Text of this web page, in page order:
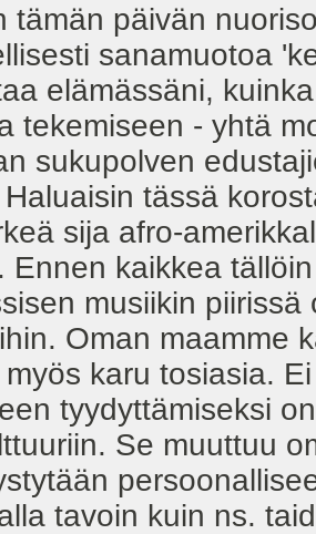
tämän päivän
sanamuotoa
elämässäni,
tekemiseen - yhtä
sukupolven
tässä
sija afro-
Ennen kaikkea
musiikin
Oman maamme
karu tosiasia.
tyydyttämiseksi
Se muuttuu
tavoin kuin ns.